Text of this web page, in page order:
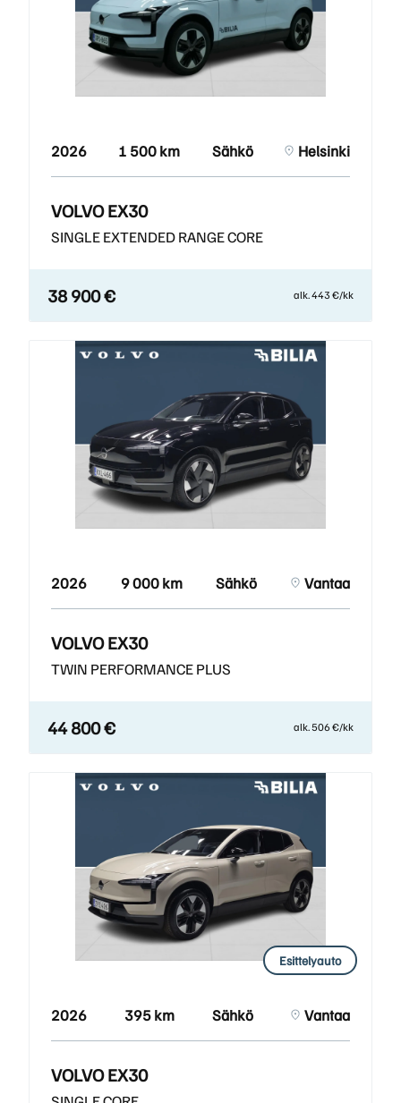
2026 1 500 km Sähkö Helsinki
VOLVO EX30
SINGLE EXTENDED RANGE CORE
38 900 € alk. 443 €/kk
2026 9 000 km Sähkö Vantaa
VOLVO EX30
TWIN PERFORMANCE PLUS
44 800 € alk. 506 €/kk
Esittelyauto
2026 395 km Sähkö Vantaa
VOLVO EX30